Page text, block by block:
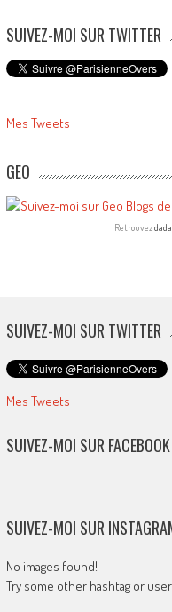
SUIVEZ-MOI SUR TWITTER
Mes Tweets
GEO
Retrouvezdada
SUIVEZ-MOI SUR TWITTER
Mes Tweets
SUIVEZ-MOI SUR FACEBOOK
SUIVEZ-MOI SUR
No images found!
Try some other hashtag or